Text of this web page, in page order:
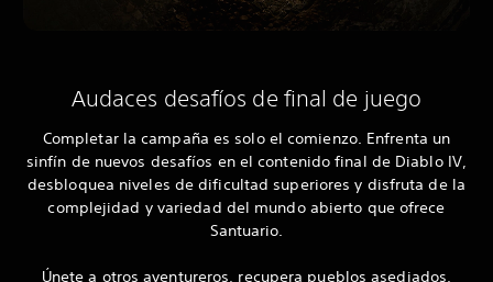
Audaces desafíos de final de juego
Completar la campaña es solo el comienzo. Enfrenta un
sinfín de nuevos desafíos en el contenido final de Diablo IV,
desbloquea niveles de dificultad superiores y disfruta de la
complejidad y variedad del mundo abierto que ofrece
Santuario.
Únete a otros aventureros, recupera pueblos asediados,